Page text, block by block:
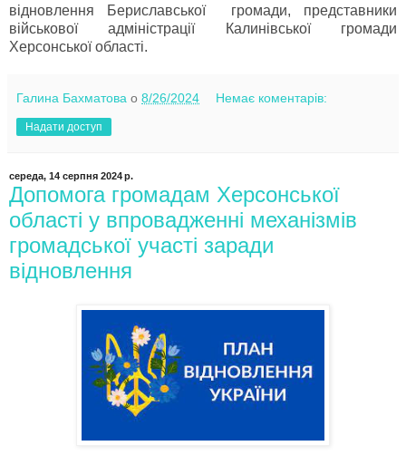
відновлення Бериславської громади, представники
військової адміністрації Калинівської громади
Херсонської області.
Галина Бахматова о 8/26/2024 Немає коментарів:
Надати доступ
середа, 14 серпня 2024 р.
Допомога громадам Херсонської
області у впровадженні механізмів
громадської участі заради
відновлення